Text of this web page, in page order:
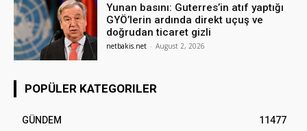
Yunan basını: Guterres’in atıf yaptığı
GYÖ’lerin ardında direkt uçuş ve
doğrudan ticaret gizli
netbakis.net - August 2, 2026
POPÜLER KATEGORILER
GÜNDEM
11477